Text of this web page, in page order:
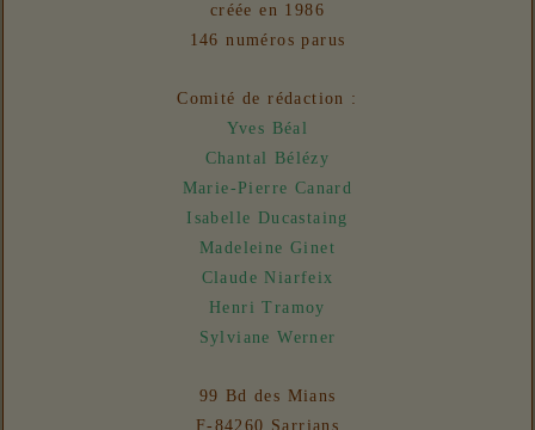
- Un euro ne fait pas le printemps
créée en 1986
146 numéros parus
Comité de rédaction :
Yves Béal
Chantal Bélézy
Marie-Pierre Canard
Isabelle Ducastaing
Madeleine Ginet
Claude Niarfeix
Henri Tramoy
Sylviane Werner
99 Bd des Mians
F-84260 Sarrians